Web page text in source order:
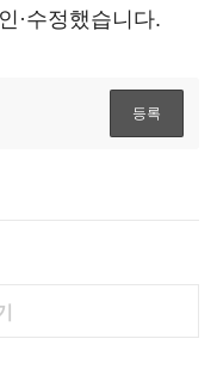
·수정했습니다.